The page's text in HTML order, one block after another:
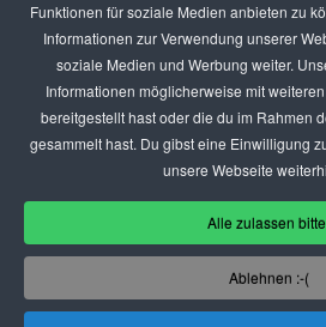
Funktionen für soziale Medien anbieten zu
Informationen zur Verwendung unserer
soziale Medien und Werbung weiter.
Informationen möglicherweise mit
bereitgestellt hast oder die du im Rahmen
gesammelt hast. Du gibst eine Einwilligung
unsere Webseite
Alle zulassen
Ablehnen :-(
ANZEIGEN
BEWERTET
KONTAKT
DEIN LOKAL
USER